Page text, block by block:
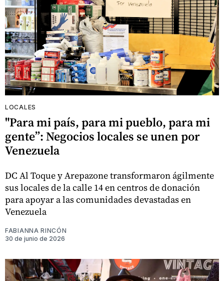
LOCALES
"Para mi país, para mi pueblo, para mi
gente”: Negocios locales se unen por
Venezuela
DC Al Toque y Arepazone transformaron ágilmente
sus locales de la calle 14 en centros de donación
para apoyar a las comunidades devastadas en
Venezuela
FABIANNA RINCÓN
30 de junio de 2026